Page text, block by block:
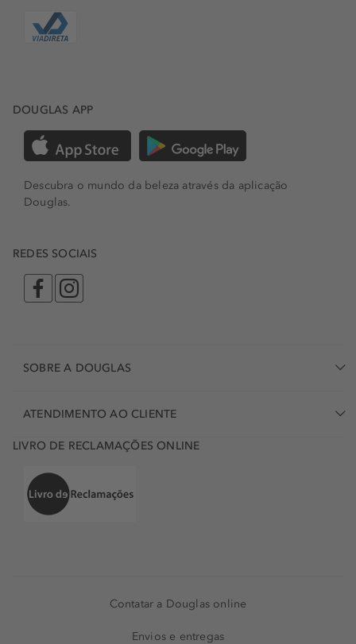
DOUGLAS APP
Descubra o mundo da beleza através da aplicação
Douglas.
REDES SOCIAIS
SOBRE A DOUGLAS
ATENDIMENTO AO CLIENTE
LIVRO DE RECLAMAÇÕES ONLINE
Contatar a Douglas online
Envios e entregas